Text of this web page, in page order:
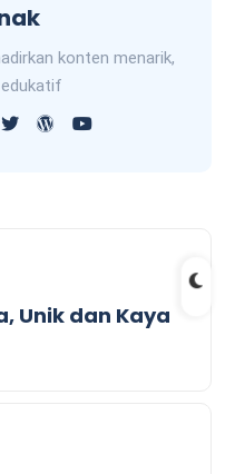
konten menarik,
Unik dan Kaya